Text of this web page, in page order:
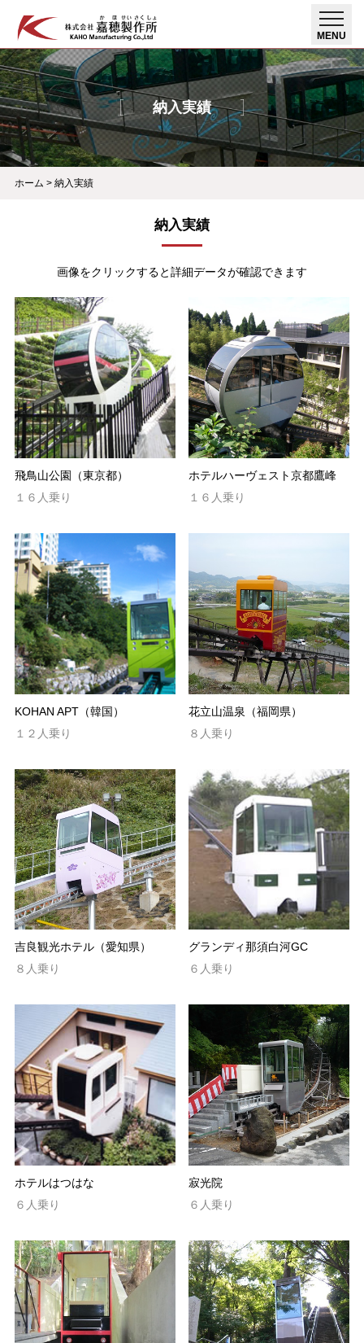
納入実績
ホーム > 納入実績
納入実績
画像をクリックすると詳細データが確認できます
飛鳥山公園（東京都）
１６人乗り
ホテルハーヴェスト京都鷹峰
１６人乗り
KOHAN APT（韓国）
１２人乗り
花立山温泉（福岡県）
８人乗り
吉良観光ホテル（愛知県）
８人乗り
グランディ那須白河GC
６人乗り
ホテルはつはな
６人乗り
寂光院
６人乗り
toggle
MENU